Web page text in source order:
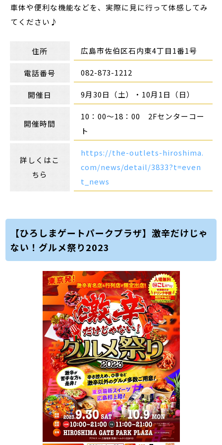
車体や便利な機能などを、実際に見に行って体感してみ
てください♪
住所 広島市佐伯区石内東4丁目1番1号
電話番号 082-873-1212
開催日 9月30日（土）・10月1日（日）
開催時間
10：00～18：00 2Fセンターコー
ト
詳しくはこ
ちら
https://the-outlets-hiroshima.
com/news/detail/3833?t=even
t_news
【ひろしまゲートパークプラザ】激辛だけじゃ
ない！グルメ祭り2023